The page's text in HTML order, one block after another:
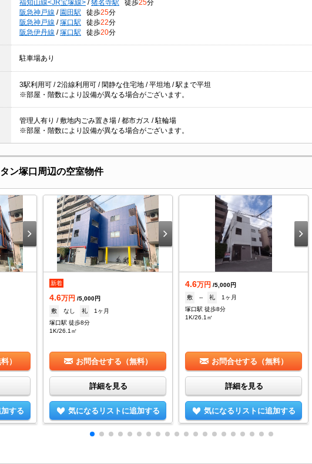
福知山線<JR宝塚線> / 猪名寺駅 徒歩25分
阪急神戸線 / 園田駅 徒歩25分
阪急神戸線 / 塚口駅 徒歩22分
阪急伊丹線 / 塚口駅 徒歩20分
駐車場あり
3駅利用可 / 2沿線利用可 / 閑静な住宅地 / 平坦地 / 駅まで平坦
※部屋・階数により設備が異なる場合がございます。
管理人有り / 敷地内ごみ置き場 / 都市ガス / 駐輪場
※部屋・階数により設備が異なる場合がございます。
ン塚口周辺の空室物件
）
する
新着
4.6万円 /5,000円
敷
なし 礼
1ヶ月
塚口駅 徒歩8分
1K/26.1㎡
お問合せする（無料）
詳細を見る
気になるリストに追加する
4.6万円 /5,000円
敷
-- 礼
1ヶ月
塚口駅 徒歩8分
1K/26.1㎡
お問合せする（無料）
詳細を見る
気になるリストに追加する